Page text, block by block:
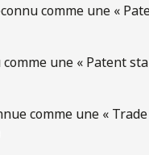
comme une «
une « Patent
comme une «